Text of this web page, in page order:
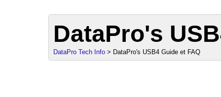
DataPro's
DataPro Tech Info > DataPro's USB4 Guide et FAQ